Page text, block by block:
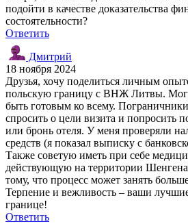
подойти в качестве доказательства
состоятельности?
Ответить
Дмитрий
18 ноября 2024
Друзья, хочу поделиться личным
польскую границу с ВНЖ Литвы. Могу
быть готовым ко всему.
спросить о цели визита и попросить
или бронь отеля. У меня проверяли
средств (я показал выписку с
Также советую иметь при себе
действующую на территории
тому, что процесс может занять
Терпение и вежливость – ваши
границе!
Ответить